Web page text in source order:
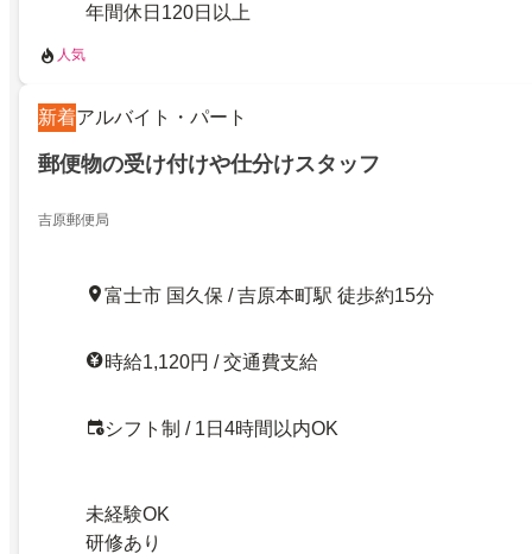
年間休日120日以上
人気
新着アルバイト・パート
郵便物の受け付けや仕分けスタッフ
吉原郵便局
富士市 国久保 / 吉原本町駅 徒歩約15分
時給1,120円 / 交通費支給
シフト制 / 1日4時間以内OK
未経験OK
研修あり